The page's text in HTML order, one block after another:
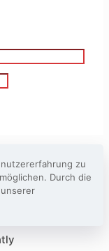
zu
Durch die